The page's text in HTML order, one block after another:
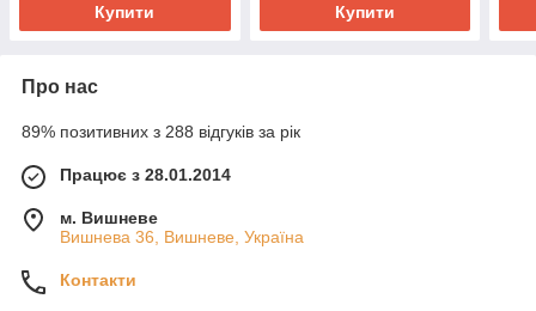
Купити Купити
Про нас
89% позитивних з 288 відгуків за рік
Працює з 28.01.2014
м. Вишневе
Вишнева 36, Вишневе, Україна
Контакти